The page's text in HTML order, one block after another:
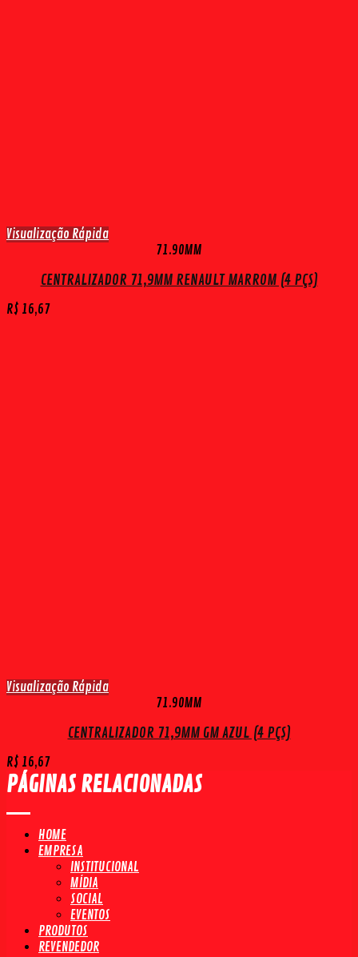
Visualização Rápida
71.90MM
CENTRALIZADOR 71,9MM RENAULT MARROM (4 PÇS)
R$ 16,67
Visualização Rápida
71.90MM
CENTRALIZADOR 71,9MM GM AZUL (4 PÇS)
R$ 16,67
PÁGINAS RELACIONADAS
HOME
EMPRESA
INSTITUCIONAL
MÍDIA
SOCIAL
EVENTOS
PRODUTOS
REVENDEDOR